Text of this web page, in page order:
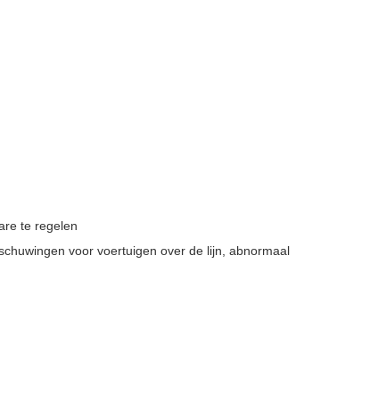
te regelen
voor voertuigen over de lijn, abnormaal